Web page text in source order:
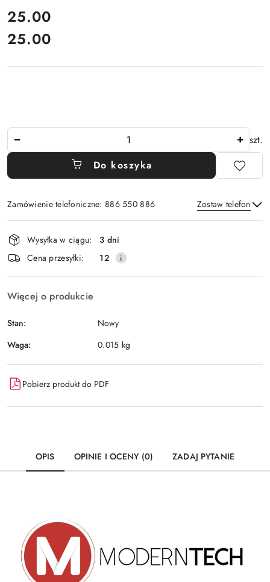
cena:
25.00
Cena:
25.00
szt.
Do koszyka
Zamówienie telefoniczne: 886 550 886 Zostaw telefon
Wyślij
Dostępność
i
dostawa
Wysyłka w ciągu:
3 dni
Cena przesyłki:
12
Więcej o produkcie
Stan:
Nowy
Waga:
0.015 kg
Pobierz produkt do PDF
OPIS OPINIE I OCENY (0) ZADAJ PYTANIE